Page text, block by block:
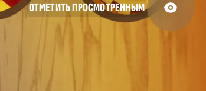
ОТМЕТИТЬ ПРОСМОТРЕННЫМ